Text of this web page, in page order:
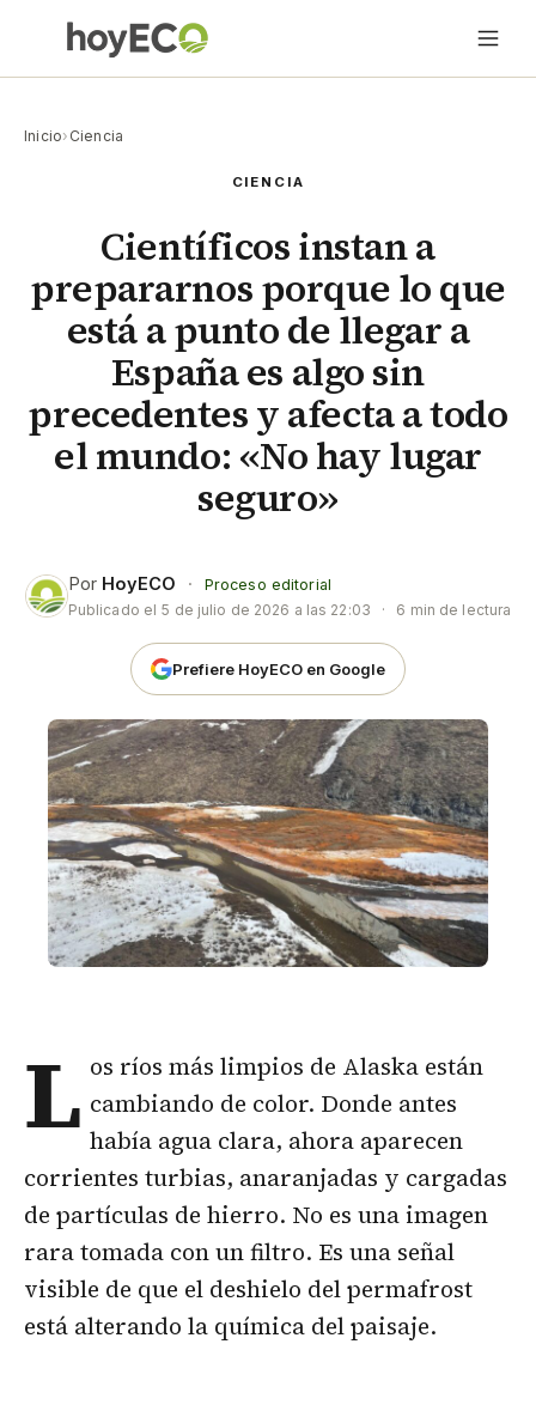
Inicio› Ciencia
CIENCIA
Científicos instan a
prepararnos porque lo que
está a punto de llegar a
España es algo sin
precedentes y afecta a todo
el mundo: «No hay lugar
seguro»
Por HoyECO ·
Proceso editorial
Publicado el 5 de julio de 2026 a las 22:03 · 6 min de lectura
Prefiere HoyECO en Google
L os ríos más limpios de Alaska están
cambiando de color. Donde antes
había agua clara, ahora aparecen
corrientes turbias, anaranjadas y cargadas
de partículas de hierro. No es una imagen
rara tomada con un filtro. Es una señal
visible de que el deshielo del permafrost
está alterando la química del paisaje.